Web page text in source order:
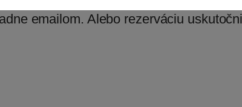
emailom. Alebo rezerváciu